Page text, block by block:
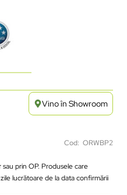
Vino în Showroom
Cod: ORWBP2
prin OP. Produsele care
lucrătoare de la data confirmării